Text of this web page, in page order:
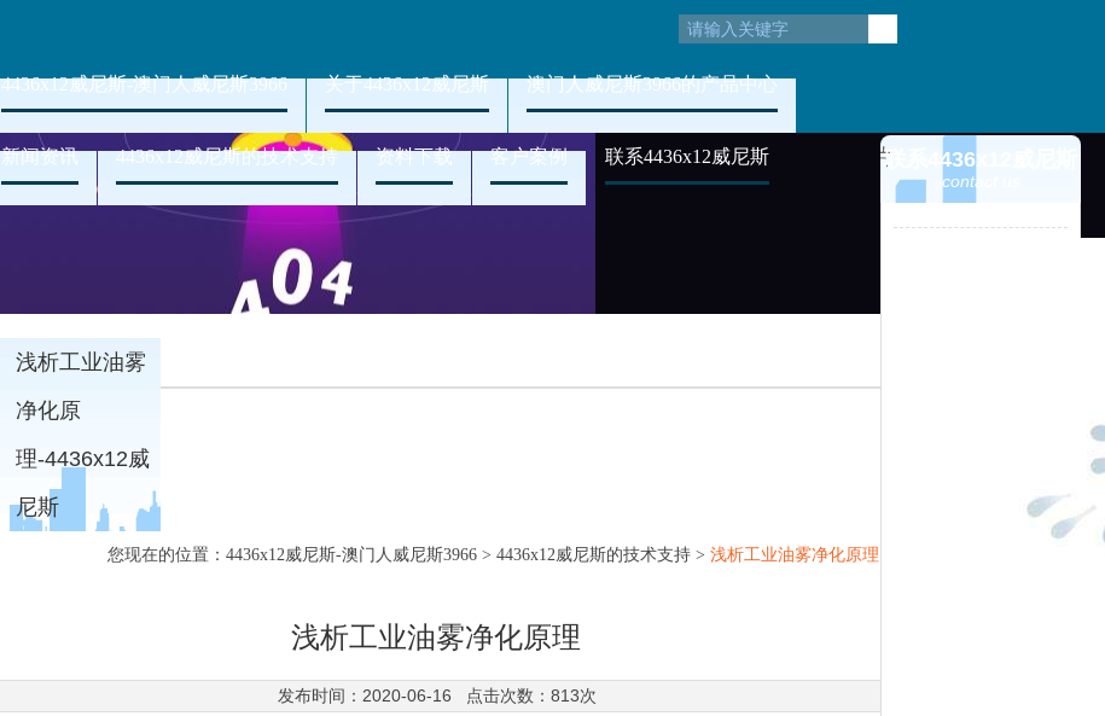
4436x12威尼斯-澳门人威尼斯3966 关于4436x12威尼斯 澳门人威尼斯3966的产品中心
新闻资讯 4436x12威尼斯的技术支持 资料下载 客户案例 联系4436x12威尼斯
浅析工业油雾
净化原
理-4436x12威
尼斯
您现在的位置： 4436x12威尼斯-澳门人威尼斯3966 > 4436x12威尼斯的技术支持 > 浅析工业油雾净化原理
浅析工业油雾净化原理
发布时间：2020-06-16 点击次数：813次
联系4436x12威尼斯
contact us